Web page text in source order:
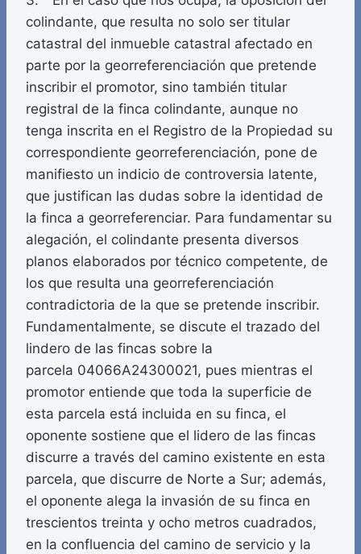
colindante, que resulta no solo ser titular
catastral del inmueble catastral afectado en
parte por la georreferenciación que pretende
inscribir el promotor, sino también titular
registral de la finca colindante, aunque no
tenga inscrita en el Registro de la Propiedad su
correspondiente georreferenciación, pone de
manifiesto un indicio de controversia latente,
que justifican las dudas sobre la identidad de
la finca a georreferenciar. Para fundamentar su
alegación, el colindante presenta diversos
planos elaborados por técnico competente, de
los que resulta una georreferenciación
contradictoria de la que se pretende inscribir.
Fundamentalmente, se discute el trazado del
lindero de las fincas sobre la
parcela 04066A24300021, pues mientras el
promotor entiende que toda la superficie de
esta parcela está incluida en su finca, el
oponente sostiene que el lidero de las fincas
discurre a través del camino existente en esta
parcela, que discurre de Norte a Sur; además,
el oponente alega la invasión de su finca en
trescientos treinta y ocho metros cuadrados,
en la confluencia del camino de servicio y la